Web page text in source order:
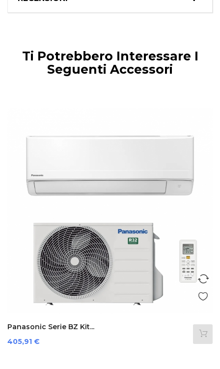
Ti Potrebbero Interessare I
Seguenti Accessori
Panasonic Serie BZ Kit...
Prezzo
405,91 €